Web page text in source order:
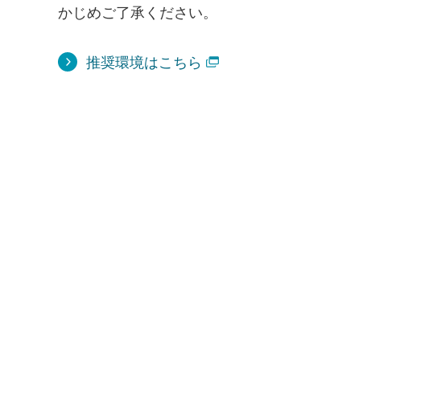
かじめご了承ください。
推奨環境はこちら